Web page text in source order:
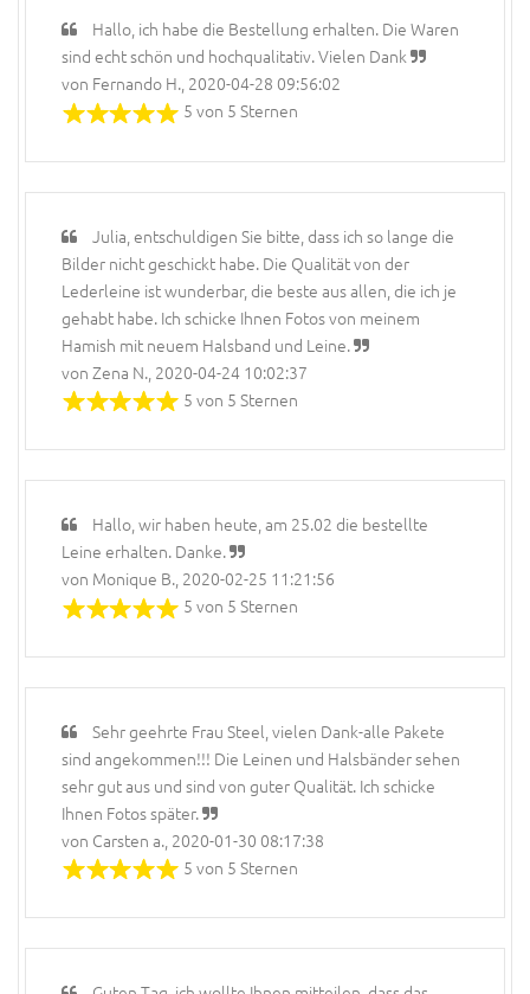
Hallo, ich habe die Bestellung erhalten. Die Waren
sind echt schön und hochqualitativ. Vielen Dank
von Fernando H., 2020-04-28 09:56:02
5 von 5 Sternen
Julia, entschuldigen Sie bitte, dass ich so lange die
Bilder nicht geschickt habe. Die Qualität von der
Lederleine ist wunderbar, die beste aus allen, die ich je
gehabt habe. Ich schicke Ihnen Fotos von meinem
Hamish mit neuem Halsband und Leine.
von Zena N., 2020-04-24 10:02:37
5 von 5 Sternen
Hallo, wir haben heute, am 25.02 die bestellte
Leine erhalten. Danke.
von Monique B., 2020-02-25 11:21:56
5 von 5 Sternen
Sehr geehrte Frau Steel, vielen Dank-alle Pakete
sind angekommen!!! Die Leinen und Halsbänder sehen
sehr gut aus und sind von guter Qualität. Ich schicke
Ihnen Fotos später.
von Carsten a., 2020-01-30 08:17:38
5 von 5 Sternen